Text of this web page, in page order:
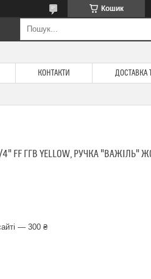
Кошик
КОНТАКТИ ДОСТАВКА
FF ГГВ YELLOW, РУЧКА "ВАЖІЛЬ"
— 300 ₴